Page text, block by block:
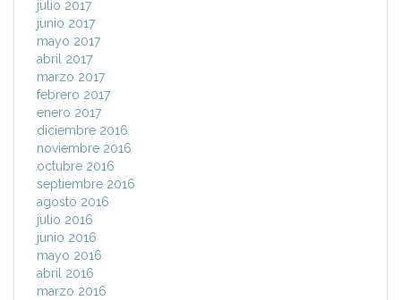
julio 2017
junio 2017
mayo 2017
abril 2017
marzo 2017
febrero 2017
enero 2017
diciembre 2016
noviembre 2016
octubre 2016
septiembre 2016
agosto 2016
julio 2016
junio 2016
mayo 2016
abril 2016
marzo 2016